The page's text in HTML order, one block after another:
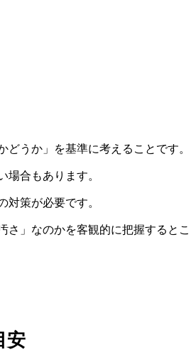
うか」を基準に考えることです。
合もあります。
策が必要です。
さ」なのかを客観的に把握するとこ
安